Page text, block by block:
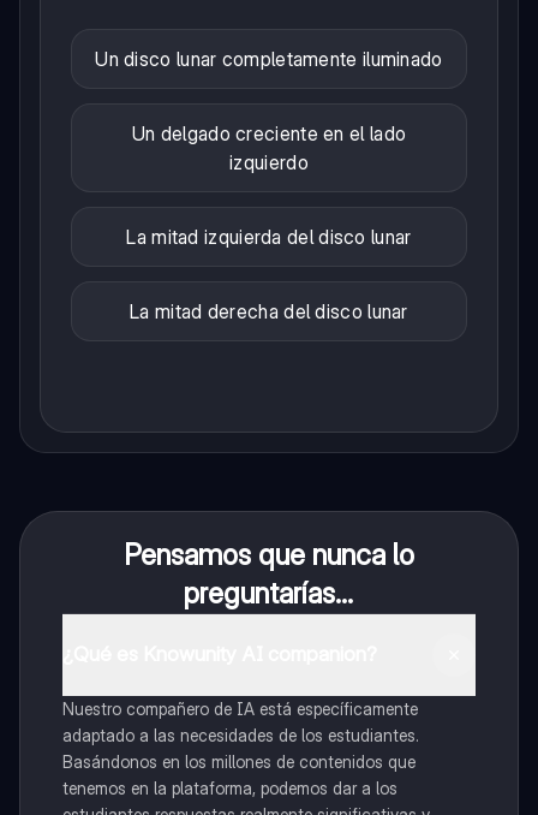
Un disco lunar completamente iluminado
Un delgado creciente en el lado
izquierdo
La mitad izquierda del disco lunar
La mitad derecha del disco lunar
Pensamos que nunca lo
preguntarías...
Nuestro compañero de IA está específicamente
adaptado a las necesidades de los estudiantes.
Basándonos en los millones de contenidos que
tenemos en la plataforma, podemos dar a los